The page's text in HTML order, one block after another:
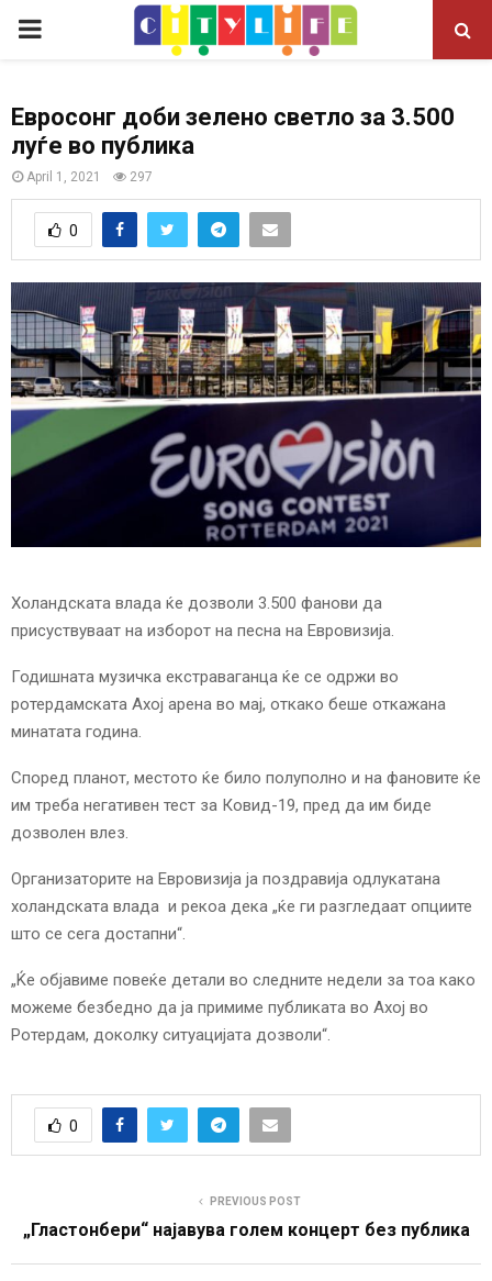
P
I
M
A
R
Y
U
Евросонг доби зелено светло за 3.500
луѓе во публика
April 1, 2021 297
0
Холандската влада ќе дозволи 3.500 фанови да
присуствуваат на изборот на песна на Евровизија.
Годишната музичка екстраваганца ќе се одржи во
ротердамската Ахој арена во мај, откако беше откажана
минатата година.
Според планот, местото ќе било полуполно и на фановите ќе
им треба негативен тест за Ковид-19, пред да им биде
дозволен влез.
Организаторите на Евровизија ја поздравија одлукатана
холандската влада и рекоа дека „ќе ги разгледаат опциите
што се сега достапни“.
„Ќе објавиме повеќе детали во следните недели за тоа како
можеме безбедно да ја примиме публиката во Ахој во
Ротердам, доколку ситуацијата дозволи“.
0
PREVIOUS POST
„Гластонбери“ најавува голем концерт без публика